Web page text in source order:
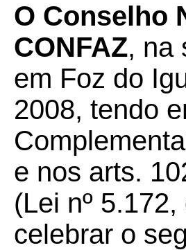
O Conselho
CONFAZ, na
em Foz do
2008, tendo
e nos arts.
(Lei nº
celebrar o